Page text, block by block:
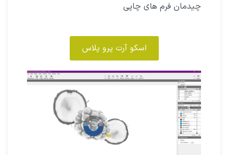
چیدمان فرم های چاپی
اسکو آرت پرو پلاس